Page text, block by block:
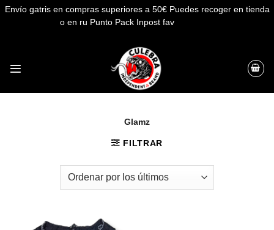
Envío gatris en compras superiores a 50€ Puedes recoger en tienda
o en ru Punto Pack Inpost fav
contenido
Glamz
FILTRAR